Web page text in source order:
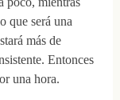
que será una
más de
Entonces
una hora.